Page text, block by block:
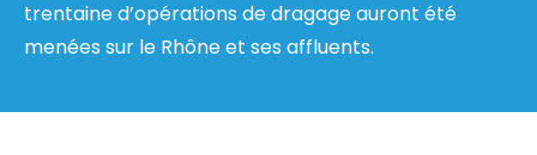
trentaine d’opérations de dragage auront été
menées sur le Rhône et ses affluents.